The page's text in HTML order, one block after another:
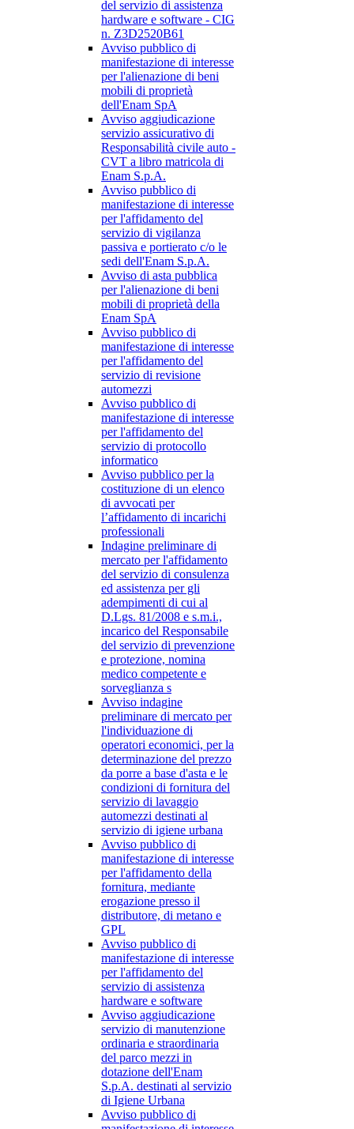
del servizio di assistenza
hardware e software - CIG
n. Z3D2520B61
Avviso pubblico di
manifestazione di interesse
per l'alienazione di beni
mobili di proprietà
dell'Enam SpA
Avviso aggiudicazione
servizio assicurativo di
Responsabilità civile auto -
CVT a libro matricola di
Enam S.p.A.
Avviso pubblico di
manifestazione di interesse
per l'affidamento del
servizio di vigilanza
passiva e portierato c/o le
sedi dell'Enam S.p.A.
Avviso di asta pubblica
per l'alienazione di beni
mobili di proprietà della
Enam SpA
Avviso pubblico di
manifestazione di interesse
per l'affidamento del
servizio di revisione
automezzi
Avviso pubblico di
manifestazione di interesse
per l'affidamento del
servizio di protocollo
informatico
Avviso pubblico per la
costituzione di un elenco
di avvocati per
l’affidamento di incarichi
professionali
Indagine preliminare di
mercato per l'affidamento
del servizio di consulenza
ed assistenza per gli
adempimenti di cui al
D.Lgs. 81/2008 e s.m.i.,
incarico del Responsabile
del servizio di prevenzione
e protezione, nomina
medico competente e
sorveglianza s
Avviso indagine
preliminare di mercato per
l'individuazione di
operatori economici, per la
determinazione del prezzo
da porre a base d'asta e le
condizioni di fornitura del
servizio di lavaggio
automezzi destinati al
servizio di igiene urbana
Avviso pubblico di
manifestazione di interesse
per l'affidamento della
fornitura, mediante
erogazione presso il
distributore, di metano e
GPL
Avviso pubblico di
manifestazione di interesse
per l'affidamento del
servizio di assistenza
hardware e software
Avviso aggiudicazione
servizio di manutenzione
ordinaria e straordinaria
del parco mezzi in
dotazione dell'Enam
S.p.A. destinati al servizio
di Igiene Urbana
Avviso pubblico di